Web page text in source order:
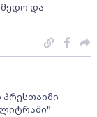
და
პრესთაიმი